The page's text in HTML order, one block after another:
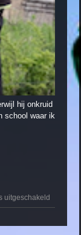
hij onkruid
school waar ik
uitgeschakeld